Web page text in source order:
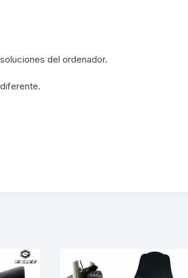
del ordenador.